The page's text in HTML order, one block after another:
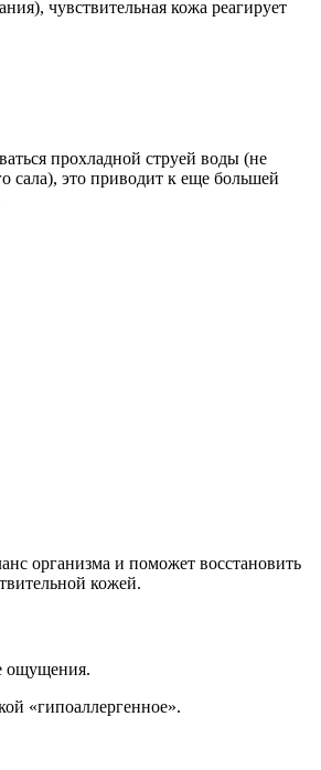
чувствительная кожа реагирует
прохладной струей воды (не
это приводит к еще большей
организма и поможет восстановить
кожей.
ощущения.
«гипоаллергенное».